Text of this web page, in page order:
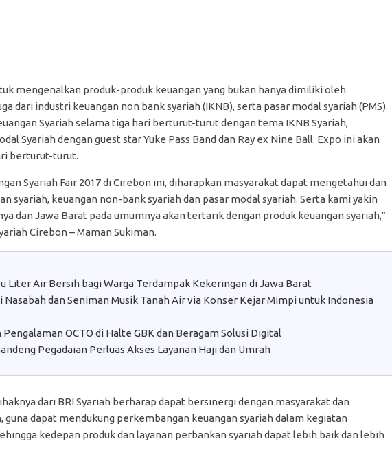
mengenalkan produk-produk keuangan yang bukan hanya dimiliki oleh
dari industri keuangan non bank syariah (IKNB), serta pasar modal syariah (PMS).
Syariah selama tiga hari berturut-turut dengan tema IKNB Syariah,
Syariah dengan guest star Yuke Pass Band dan Ray ex Nine Ball. Expo ini akan
berturut-turut.
Syariah Fair 2017 di Cirebon ini, diharapkan masyarakat dapat mengetahui dan
syariah, keuangan non-bank syariah dan pasar modal syariah. Serta kami yakin
dan Jawa Barat pada umumnya akan tertarik dengan produk keuangan syariah,”
Cirebon – Maman Sukiman.
Liter Air Bersih bagi Warga Terdampak Kekeringan di Jawa Barat
Nasabah dan Seniman Musik Tanah Air via Konser Kejar Mimpi untuk Indonesia
Pengalaman OCTO di Halte GBK dan Beragam Solusi Digital
Pegadaian Perluas Akses Layanan Haji dan Umrah
dari BRI Syariah berharap dapat bersinergi dengan masyarakat dan
dapat mendukung perkembangan keuangan syariah dalam kegiatan
kedepan produk dan layanan perbankan syariah dapat lebih baik dan lebih